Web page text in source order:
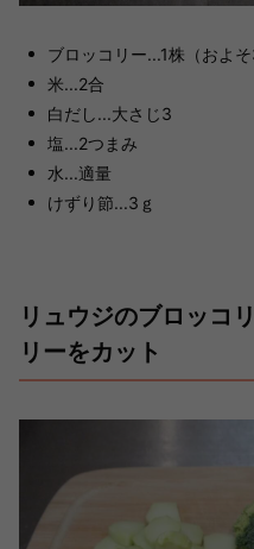
ブロッコリー...1株（およそ
米...2合
白だし...大さじ3
塩...2つまみ
水...適量
けずり節...3ｇ
リュウジのブロッコ
リーをカット